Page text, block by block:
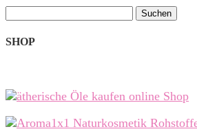
nach:
SHOP